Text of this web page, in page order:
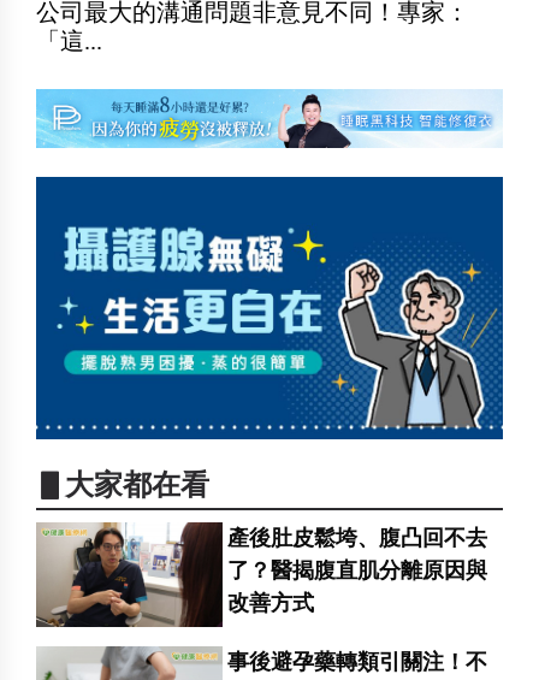
公司最大的溝通問題非意見不同！專家：
「這...
▋大家都在看
產後肚皮鬆垮、腹凸回不去
了？醫揭腹直肌分離原因與
改善方式
事後避孕藥轉類引關注！不